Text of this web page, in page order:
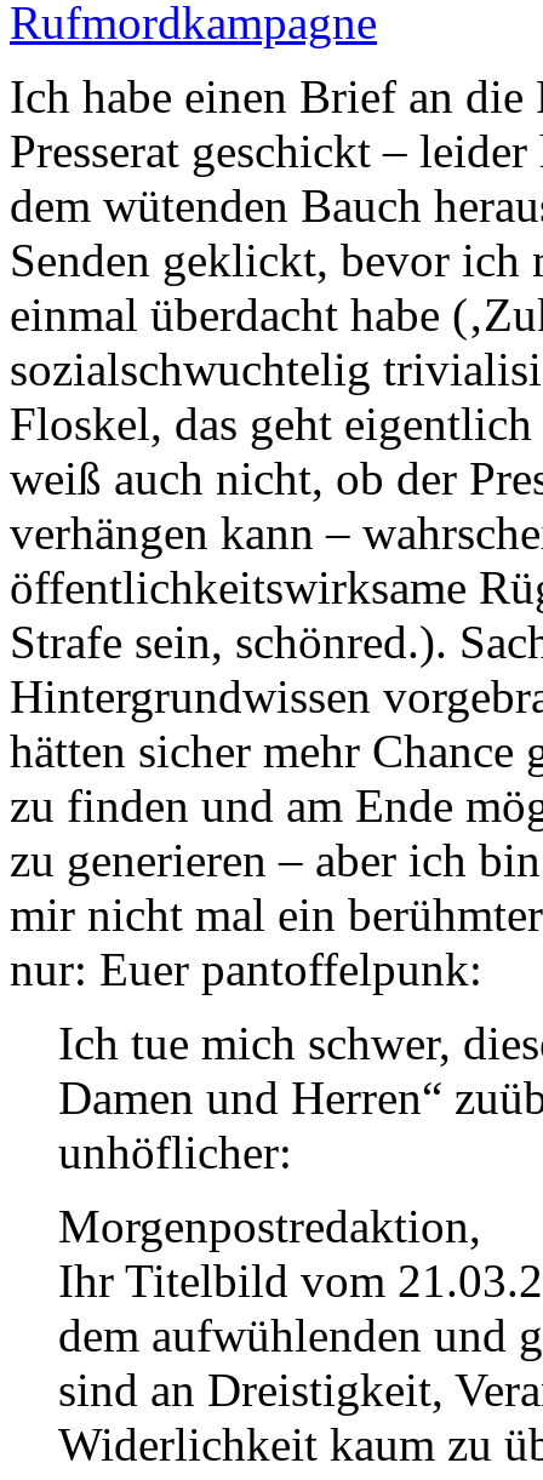
Ich habe einen Brief an
Presserat geschickt –
dem wütenden Bauch
Senden geklickt, bevor ich
einmal überdacht habe
sozialschwuchtelig
Floskel, das geht
weiß auch nicht, ob der
verhängen kann –
öffentlichkeitswirksame
Strafe sein, schönred.).
Hintergrundwissen
hätten sicher mehr Chance
zu finden und am Ende
zu generieren – aber ich
mir nicht mal ein
nur: Euer pantoffelpunk:
Ich tue mich schwer,
Damen und Herren“
unhöflicher:
Morgenpostredaktion,
Ihr Titelbild vom
dem aufwühlenden und
sind an Dreistigkeit,
Widerlichkeit kaum zu